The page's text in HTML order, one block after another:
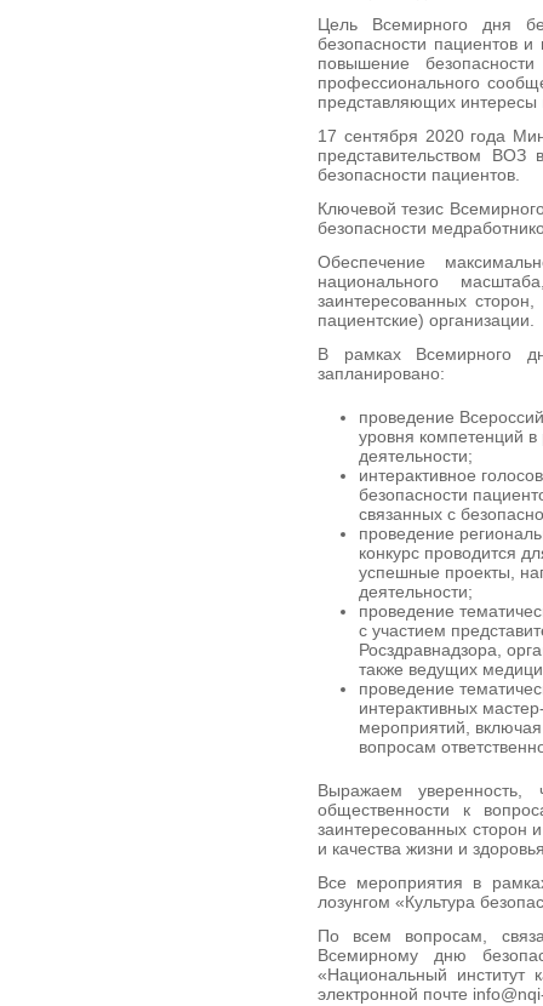
Цель Всемирного дня
безопасности пациентов
повышение
профессионального
представляющих интересы
17 сентября 2020 года
представительством
безопасности пациентов.
Ключевой тезис
безопасности
Обеспечение
национального
заинтересованных
пациентские) организации.
В рамках Всемирного
запланировано:
проведение
уровня компетенций
деятельности;
интерактивное
безопасности
связанных с
проведение
конкурс проводится
успешные проекты,
деятельности;
проведение
с участием
Росздравнадзора,
также ведущих
проведение
интерактивных
мероприятий,
вопросам
Выражаем уверенность,
общественности к
заинтересованных сторон
и качества жизни и
Все мероприятия в
лозунгом «Культура
По всем вопросам,
Всемирному дню
«Национальный институт
электронной почте